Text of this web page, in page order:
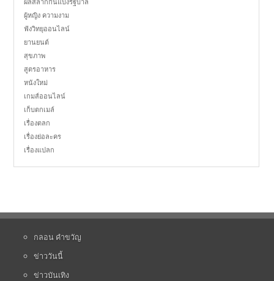
ผู้หญิง ความงาม
ฟังวิทยุออนไลน์
ยานยนต์
สุขภาพ
สูตรอาหาร
หนังใหม่
เกมส์ออนไลน์
เก็บตกเมล์
เรื่องตลก
เรื่องย่อละคร
เรื่องแปลก
กลอน คำขวัญ
ข่าววันนี้
ข่าวบันเทิง